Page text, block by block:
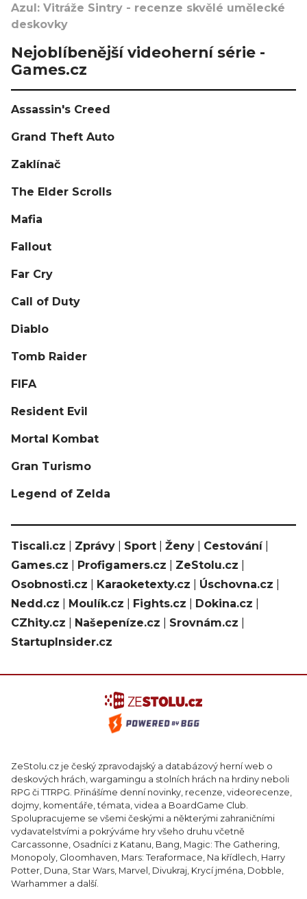
Azul: Vitráže Sintry - recenze skvělé umělecké
deskovky
Nejoblíbenější videoherní série -
Games.cz
Assassin's Creed
Grand Theft Auto
Zaklínač
The Elder Scrolls
Mafia
Fallout
Far Cry
Call of Duty
Diablo
Tomb Raider
FIFA
Resident Evil
Mortal Kombat
Gran Turismo
Legend of Zelda
Tiscali.cz Zprávy Sport Ženy Cestování|
Games.cz
Profigamers.cz ZeStolu.cz
Osobnosti.cz
Karaoketexty.cz Úschovna.cz
Nedd.cz
Moulík.cz Fights.cz Dokina.cz
CZhity.cz
Našepeníze.cz Srovnám.cz
StartupInsider.cz
ZeStolu.cz je český zpravodajský a databázový herní web o
deskových hrách, wargamingu a stolních hrách na hrdiny neboli
RPG či TTRPG. Přinášíme denní novinky, recenze, videorecenze,
dojmy, komentáře, témata, videa a BoardGame Club.
Spolupracujeme se všemi českými a některými zahraničními
vydavatelstvími a pokrýváme hry všeho druhu včetně
Carcassonne, Osadníci z Katanu, Bang, Magic: The Gathering,
Monopoly, Gloomhaven, Mars: Teraformace, Na křídlech, Harry
Potter, Duna, Star Wars, Marvel, Divukraj, Krycí jména, Dobble,
Warhammer a další.